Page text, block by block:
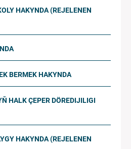
HAKYNDA (REJELENEN
BERMEK HAKYNDA
HALK ÇEPER DÖREDIJILIGI
HAKYNDA (REJELENEN